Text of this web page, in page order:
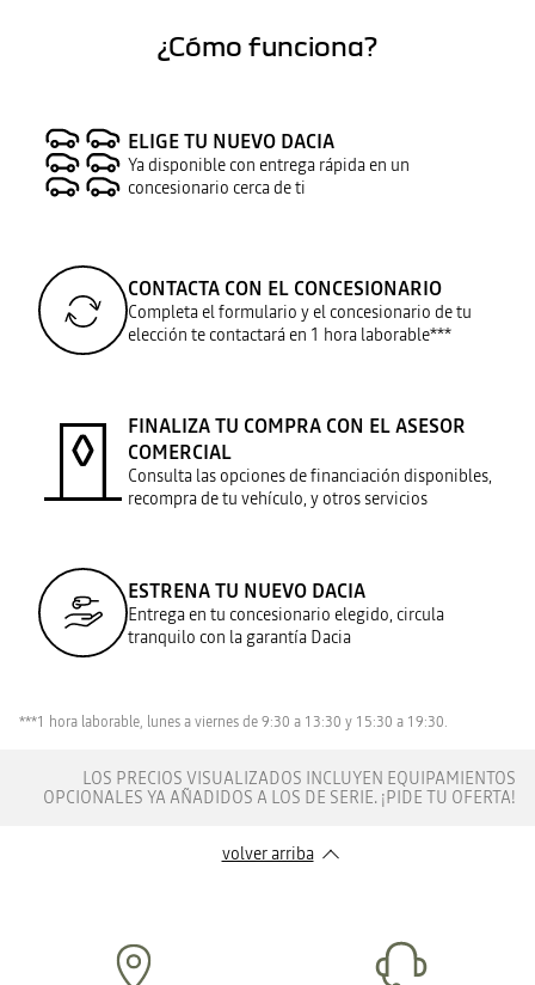
¿Cómo funciona?
ELIGE TU NUEVO DACIA
Ya disponible con entrega rápida en un
concesionario cerca de ti
CONTACTA CON EL CONCESIONARIO
Completa el formulario y el concesionario de tu
elección te contactará en 1 hora laborable***
FINALIZA TU COMPRA CON EL ASESOR
COMERCIAL
Consulta las opciones de financiación disponibles,
recompra de tu vehículo, y otros servicios
ESTRENA TU NUEVO DACIA
Entrega en tu concesionario elegido, circula
tranquilo con la garantía Dacia
***1 hora laborable, lunes a viernes de 9:30 a 13:30 y 15:30 a 19:30.
LOS PRECIOS VISUALIZADOS INCLUYEN EQUIPAMIENTOS
OPCIONALES YA AÑADIDOS A LOS DE SERIE. ¡PIDE TU OFERTA!
volver arriba